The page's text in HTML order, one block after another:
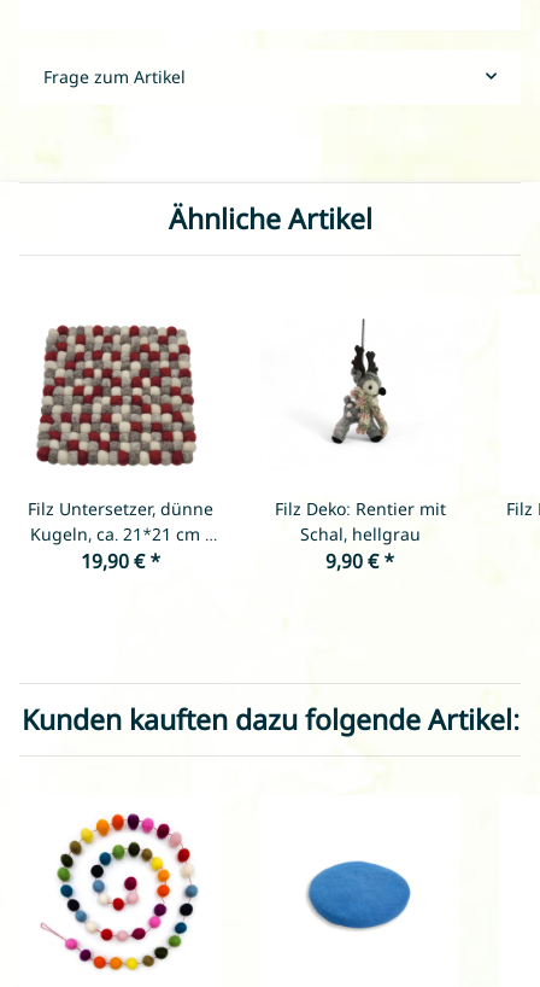
Frage zum Artikel
Ähnliche Artikel
Filz Untersetzer, dünne
Kugeln, ca. 21*21 cm -
Grautöne mit Dunkelrot
19,90 €*
Filz Deko: Rentier mit
Schal, hellgrau
9,90 €*
Filz
Kunden kauften dazu folgende Artikel: